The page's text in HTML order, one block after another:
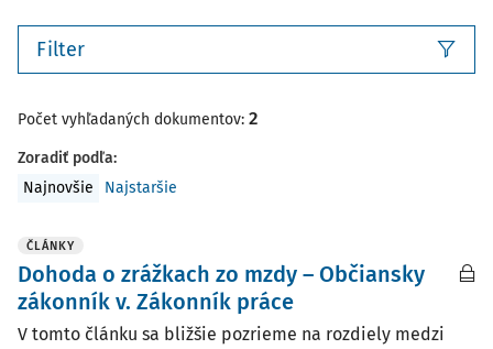
Filter
Počet vyhľadaných dokumentov: 2
Zoradiť podľa:
Najnovšie
Najstaršie
ČLÁNKY
Dohoda o zrážkach zo mzdy – Občiansky
zákonník v. Zákonník práce
V tomto článku sa bližšie pozrieme na rozdiely medzi